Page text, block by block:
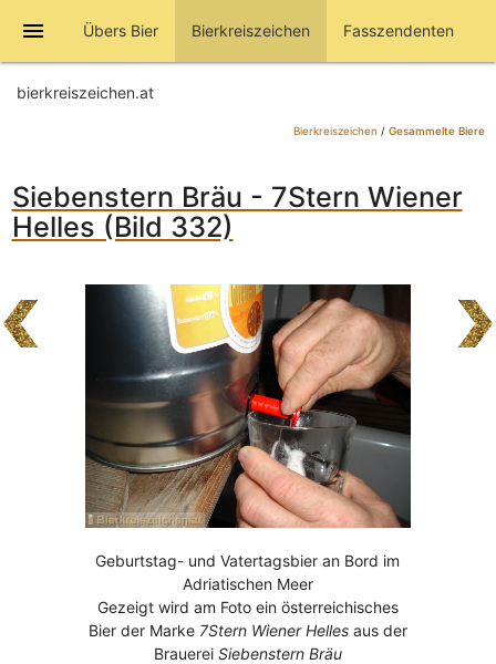
menu Übers Bier Bierkreiszeichen Fasszendenten
bierkreiszeichen.at
Bierkreiszeichen / Gesammelte Biere
Siebenstern Bräu - 7Stern Wiener
Helles (Bild 332)
Geburtstag- und Vatertagsbier an Bord im
Adriatischen Meer
Gezeigt wird am Foto ein österreichisches
Bier der Marke 7Stern Wiener Hellesaus der
Brauerei Siebenstern Bräu